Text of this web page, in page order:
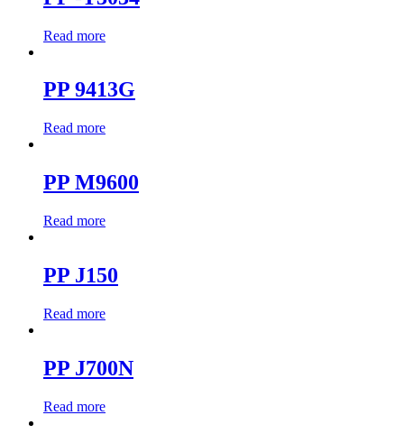
Read more
PP 9413G
Read more
PP M9600
Read more
PP J150
Read more
PP J700N
Read more